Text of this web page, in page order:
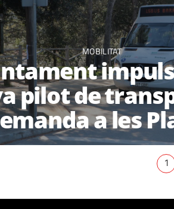
MOBILITAT
pilot de
a les
1